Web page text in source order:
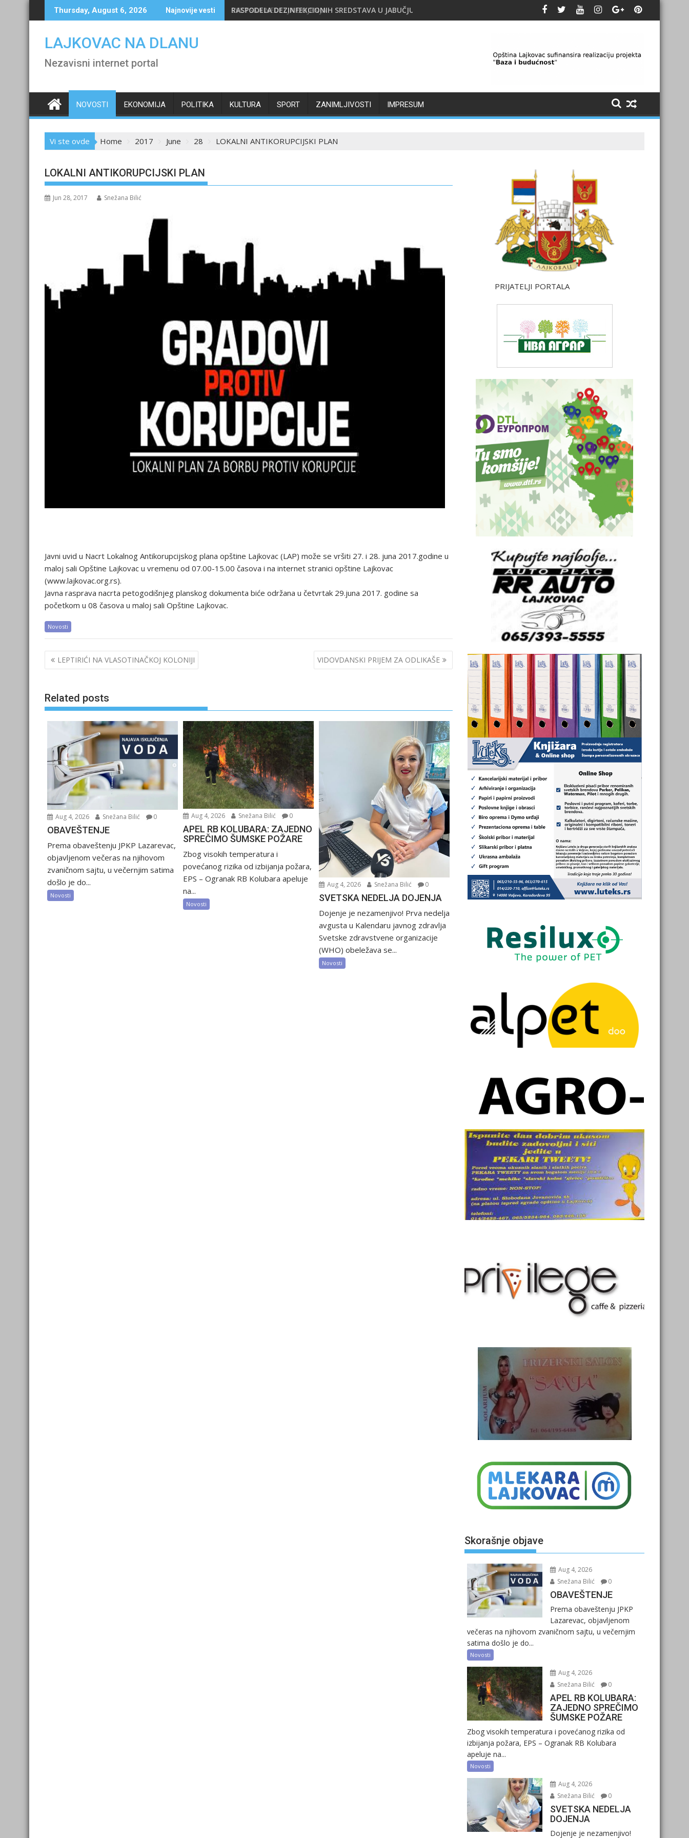
to
Thursday, August 6, 2026 Najnovije vesti RASPODELA DEZINFEKCIONIH SREDSTAVA U JABUČJU 5. AVGUSTA
LAJKOVAC NA DLANU
Nezavisni internet portal
NOVOSTI EKONOMIJA POLITIKA KULTURA SPORT ZANIMLJIVOSTI IMPRESUM
Vi ste ovde Home 2017 June 28 LOKALNI ANTIKORUPCIJSKI PLAN
LOKALNI ANTIKORUPCIJSKI PLAN
Jun 28, 2017 Snežana Bilić
Javni uvid u Nacrt Lokalnog Antikorupcijskog plana opštine Lajkovac (LAP) može se vršiti 27. i 28. juna 2017.godine u
maloj sali Opštine Lajkovac u vremenu od 07.00-15.00 časova i na internet stranici opštine Lajkovac
(www.lajkovac.org.rs).
Javna rasprava nacrta petogodišnjeg planskog dokumenta biće održana u četvrtak 29.juna 2017. godine sa
početkom u 08 časova u maloj sali Opštine Lajkovac.
Novosti
Post
navigation
LEPTIRIĆI NA VLASOTINAČKOJ KOLONIJI VIDOVDANSKI PRIJEM ZA ODLIKAŠE
Related posts
Aug 4, 2026 Snežana Bilić 0
OBAVEŠTENJE
Prema obaveštenju JPKP Lazarevac,
objavljenom večeras na njihovom
zvaničnom sajtu, u večernjim satima
došlo je do...
Novosti
Aug 4, 2026 Snežana Bilić 0
APEL RB KOLUBARA: ZAJEDNO
SPREČIMO ŠUMSKE POŽARE
Zbog visokih temperatura i
povećanog rizika od izbijanja požara,
EPS – Ogranak RB Kolubara apeluje
na...
Novosti
Aug 4, 2026 Snežana Bilić 0
SVETSKA NEDELJA DOJENJA
Dojenje je nezamenjivo! Prva nedelja
avgusta u Kalendaru javnog zdravlja
Svetske zdravstvene organizacije
(WHO) obeležava se...
Novosti
PRIJATELJI PORTALA
Skorašnje objave
Aug 4, 2026
Snežana Bilić
0
OBAVEŠTENJE
Prema obaveštenju JPKP
Lazarevac, objavljenom
večeras na njihovom zvaničnom sajtu, u večernjim
satima došlo je do...
Novosti
Aug 4, 2026
Snežana Bilić
0
APEL RB KOLUBARA:
ZAJEDNO SPREČIMO
ŠUMSKE POŽARE
Zbog visokih temperatura i povećanog rizika od
izbijanja požara, EPS – Ogranak RB Kolubara
apeluje na...
Novosti
Aug 4, 2026
Snežana Bilić
0
SVETSKA NEDELJA
DOJENJA
Dojenje je nezamenjivo!